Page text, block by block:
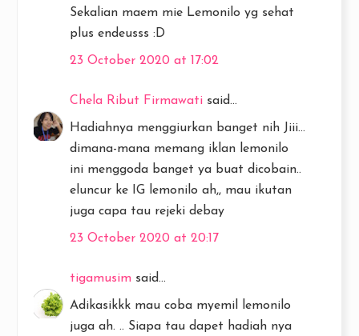
Sekalian maem mie Lemonilo yg sehat
plus endeusss :D
23 October 2020 at 17:02
Chela Ribut Firmawati said...
Hadiahnya menggiurkan banget nih Jiii...
dimana-mana memang iklan lemonilo
ini menggoda banget ya buat dicobain..
eluncur ke IG lemonilo ah,, mau ikutan
juga capa tau rejeki debay
23 October 2020 at 20:17
tigamusim said...
Adikasikkk mau coba myemil lemonilo
juga ah. .. Siapa tau dapet hadiah nya